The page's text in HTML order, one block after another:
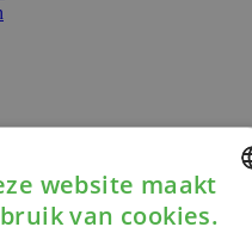
DUTCH
website maakt
van cookies.